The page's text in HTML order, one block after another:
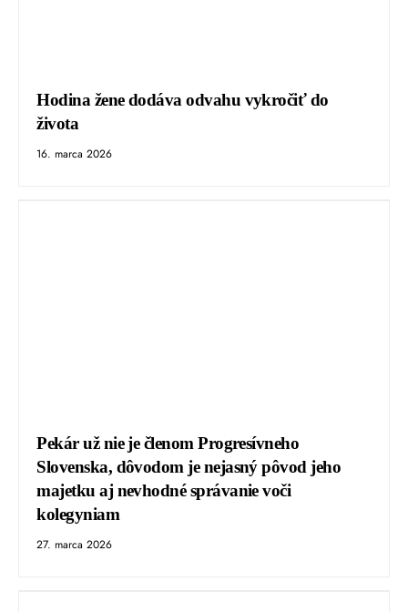
Hodina žene dodáva odvahu vykročiť do
života
16. marca 2026
Pekár už nie je členom Progresívneho
Slovenska, dôvodom je nejasný pôvod jeho
majetku aj nevhodné správanie voči
kolegyniam
27. marca 2026